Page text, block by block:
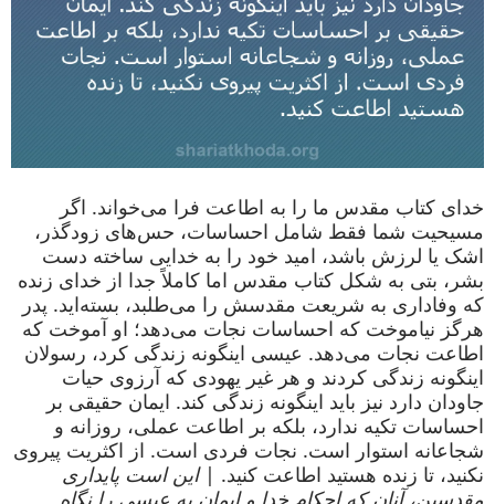
خدای کتاب مقدس ما را به اطاعت فرا می‌خواند. اگر
مسیحیت شما فقط شامل احساسات، حس‌های زودگذر،
اشک یا لرزش باشد، امید خود را به خدایی ساخته دست
بشر، بتی به شکل کتاب مقدس اما کاملاً جدا از خدای زنده
که وفاداری به شریعت مقدسش را می‌طلبد، بسته‌اید. پدر
هرگز نیاموخت که احساسات نجات می‌دهد؛ او آموخت که
اطاعت نجات می‌دهد. عیسی اینگونه زندگی کرد، رسولان
اینگونه زندگی کردند و هر غیر یهودی که آرزوی حیات
جاودان دارد نیز باید اینگونه زندگی کند. ایمان حقیقی بر
احساسات تکیه ندارد، بلکه بر اطاعت عملی، روزانه و
شجاعانه استوار است. نجات فردی است. از اکثریت پیروی
نکنید، تا زنده هستید اطاعت کنید. |این است پایداری
مقدسین، آنان که احکام خدا و ایمان به عیسی را نگاه